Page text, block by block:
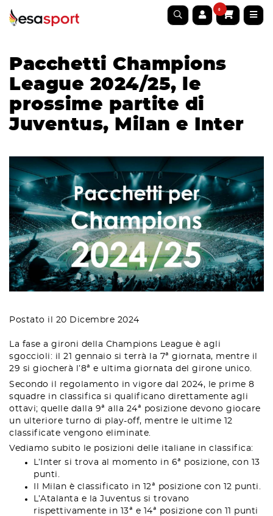
0
Pacchetti Champions
League 2024/25, le
prossime partite di
Juventus, Milan e Inter
Postato il 20 Dicembre 2024
La fase a gironi della Champions League è agli
sgoccioli: il 21 gennaio si terrà la 7ª giornata, mentre il
29 si giocherà l’8ª e ultima giornata del girone unico.
Secondo il regolamento in vigore dal 2024, le prime 8
squadre in classifica si qualificano direttamente agli
ottavi; quelle dalla 9ª alla 24ª posizione devono giocare
un ulteriore turno di play-off, mentre le ultime 12
classificate vengono eliminate.
Vediamo subito le posizioni delle italiane in classifica:
L’Inter si trova al momento in 6ª posizione, con 13
punti.
Il Milan è classificato in 12ª posizione con 12 punti.
L’Atalanta e la Juventus si trovano
rispettivamente in 13ª e 14ª posizione con 11 punti